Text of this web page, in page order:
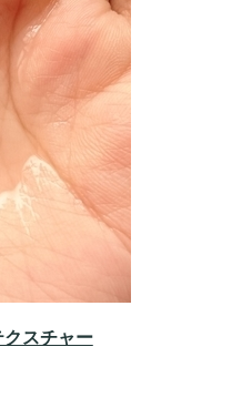
スチャー